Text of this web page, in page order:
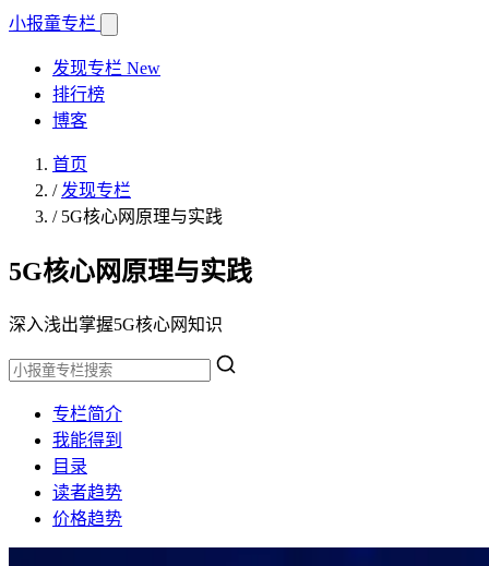
小报童专栏
发现专栏 New
排行榜
博客
首页
/ 发现专栏
/ 5G核心网原理与实践
5G核心网原理与实践
深入浅出掌握5G核心网知识
专栏简介
我能得到
目录
读者趋势
价格趋势